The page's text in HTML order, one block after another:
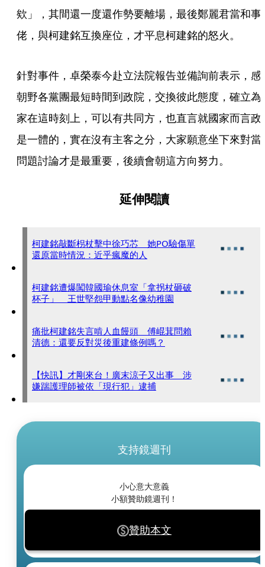
欸」，其間還一度還作勢要離場，最後鄭麗君當和事
佬，與柯建銘互換座位，才平息柯建銘的怒火。
針對事件，卓榮泰今赴立法院報告並備詢前表示，感
朝野各黨團最短時間到政院，交換彼此態度，確立為
家在這時刻上，可以有共同方，也直言就國家而言政
是一體的，實在沒有主客之分，大家願意坐下來對當
問題討論才是最重要，後續會朝這方向努力。
延伸閱讀
柯建銘敲斷枴杖擊中徐巧芯 她PO驗傷單
還原當時情況：近乎瘋魔的人
柯建銘遭爆闖韓國瑜休息室「拿拐杖砸破
杯子」 王世堅怨甲動點名像幼稚園
痛批柯建銘失言啃人血饅頭 傅崐萁問賴
清德：還要反對災後重建條例嗎？
【快訊】才剛來台！廣末涼子又出事 涉
嫌踹護理師被依「現行犯」逮捕
支持鏡週刊
小心意大意義
小額贊助鏡週刊！
贊助本文